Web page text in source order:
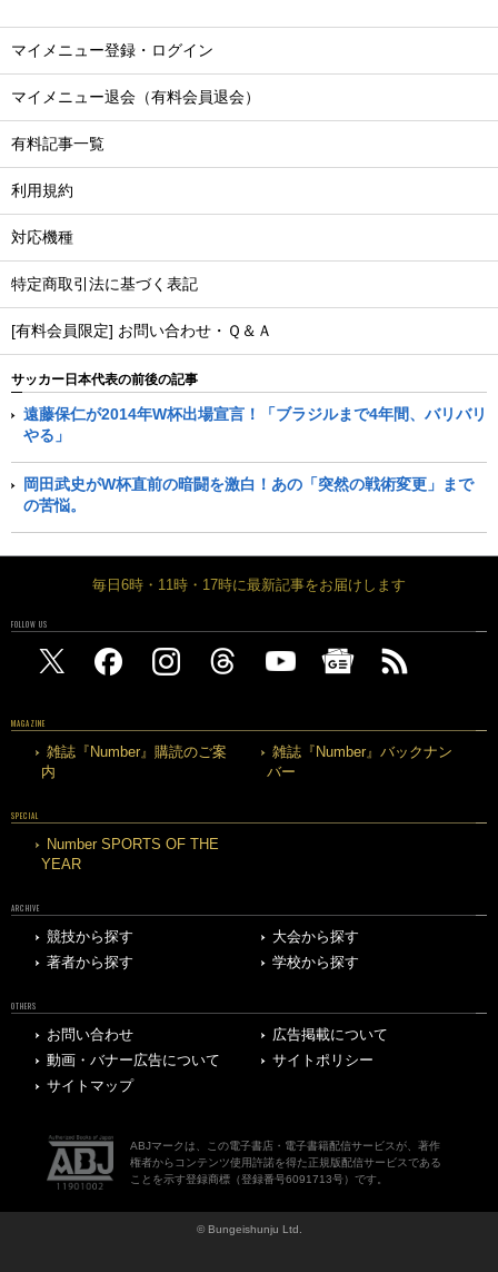
マイメニュー登録・ログイン
マイメニュー退会（有料会員退会）
有料記事一覧
利用規約
対応機種
特定商取引法に基づく表記
[有料会員限定] お問い合わせ・Ｑ＆Ａ
サッカー日本代表の前後の記事
遠藤保仁が2014年W杯出場宣言！「ブラジルまで4年間、バリバリ
やる」
岡田武史がW杯直前の暗闘を激白！あの「突然の戦術変更」まで
の苦悩。
毎日6時・11時・17時に最新記事をお届けします
FOLLOW US
MAGAZINE
雑誌『Number』購読のご案
内
雑誌『Number』バックナン
バー
SPECIAL
Number SPORTS OF THE
YEAR
ARCHIVE
競技から探す
大会から探す
著者から探す
学校から探す
OTHERS
お問い合わせ
広告掲載について
動画・バナー広告について
サイトポリシー
サイトマップ
ABJマークは、この電子書店・電子書籍配信サービスが、著作
権者からコンテンツ使用許諾を得た正規版配信サービスである
ことを示す登録商標（登録番号6091713号）です。
© Bungeishunju Ltd.